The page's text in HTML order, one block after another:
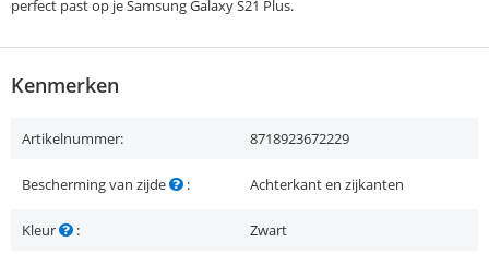
perfect past op je Samsung Galaxy S21 Plus.
Kenmerken
Artikelnummer: 8718923672229
Bescherming van zijde : Achterkant en zijkanten
Kleur : Zwart